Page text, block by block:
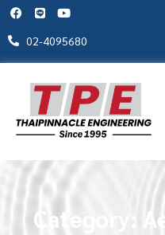
02-4095680
Category: